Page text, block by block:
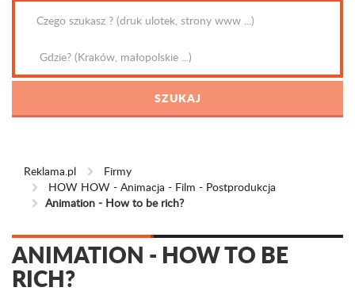
Reklama.pl
Firmy
HOW HOW - Animacja - Film - Postprodukcja
Animation - How to be rich?
ANIMATION - HOW TO BE
RICH?